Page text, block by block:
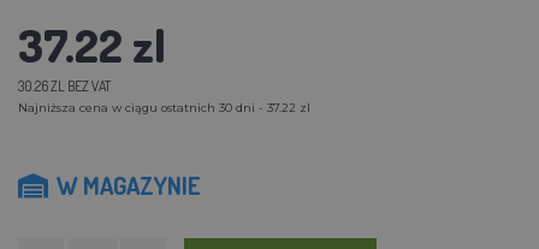
37.22 zl
30.26 ZL BEZ VAT
Najniższa cena w ciągu ostatnich 30 dni - 37.22 zl
W MAGAZYNIE